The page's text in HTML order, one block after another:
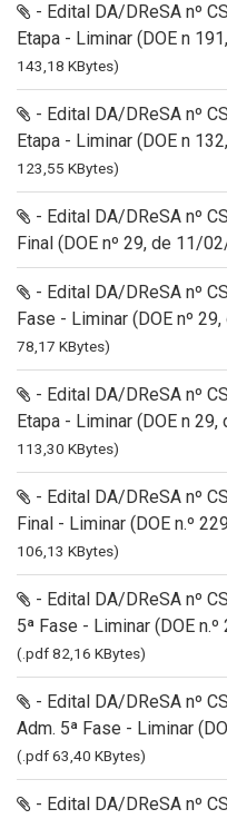
- Edital DA/DReSA nº
Etapa - Liminar (DOE n
143,18 KBytes)
- Edital DA/DReSA nº
Etapa - Liminar (DOE n
123,55 KBytes)
- Edital DA/DReSA nº
Final (DOE nº 29, de 11/
- Edital DA/DReSA nº
Fase - Liminar (DOE nº
78,17 KBytes)
- Edital DA/DReSA nº
Etapa - Liminar (DOE n
113,30 KBytes)
- Edital DA/DReSA nº
Final - Liminar (DOE n.º
106,13 KBytes)
- Edital DA/DReSA nº
5ª Fase - Liminar (DOE
(.pdf 82,16 KBytes)
- Edital DA/DReSA nº
Adm. 5ª Fase - Liminar
(.pdf 63,40 KBytes)
- Edital DA/DReSA nº